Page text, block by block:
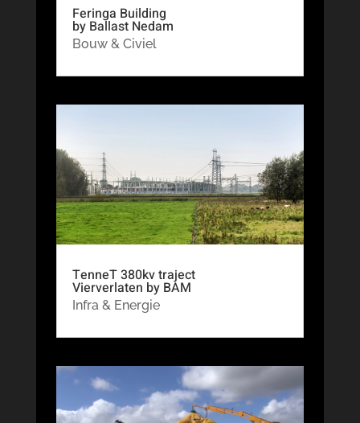
Feringa Building
by Ballast Nedam
Bouw & Civiel
TenneT 380kv traject
Vierverlaten by BAM
Infra & Energie